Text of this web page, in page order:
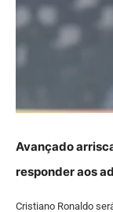
Avançado
responder aos
Cristiano Ronaldo